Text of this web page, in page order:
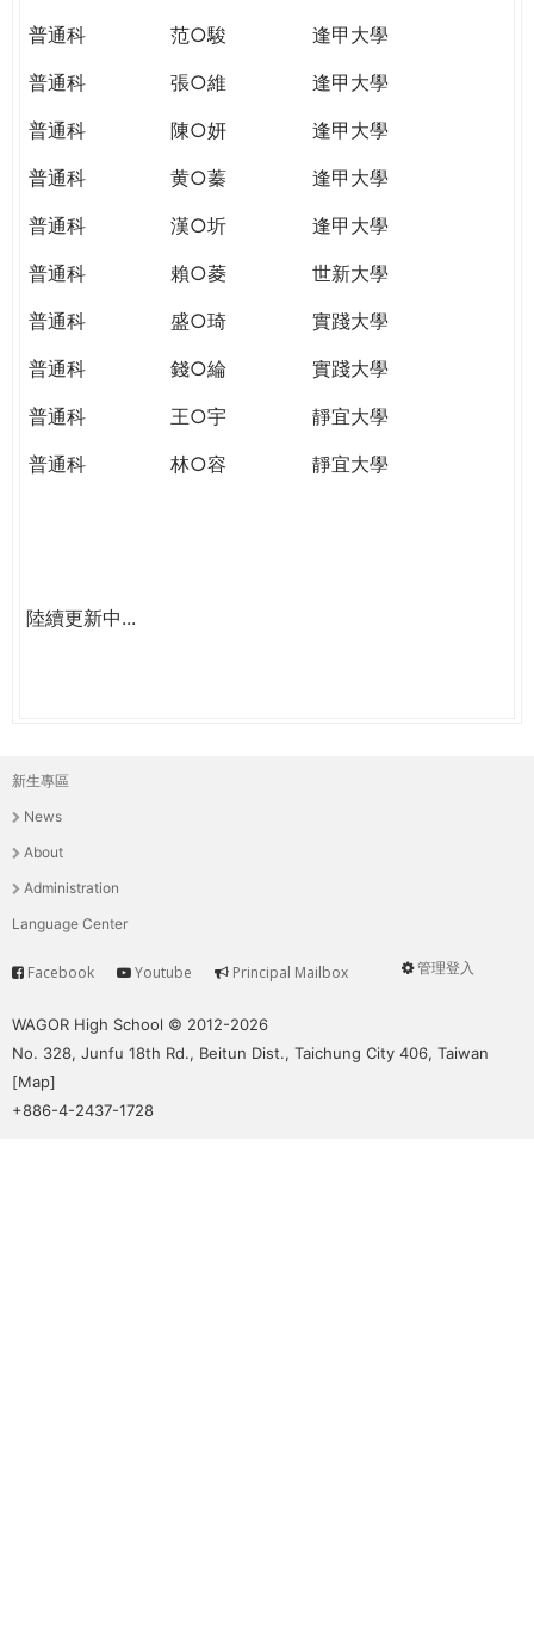
普通科
范○駿
逢甲大學
普通科
張○維
逢甲大學
普通科
陳○妍
逢甲大學
普通科
黄○蓁
逢甲大學
普通科
漢○圻
逢甲大學
普通科
賴○菱
世新大學
普通科
盛○琦
實踐大學
普通科
錢○綸
實踐大學
普通科
王○宇
靜宜大學
普通科
林○容 靜宜大學
陸續更新中...
主
選
單
新生專區
News
About
Administration
Language Center
User
管理登入
Service
Facebook Youtube Principal Mailbox
WAGOR High School © 2012-2026
No. 328, Junfu 18th Rd., Beitun Dist., Taichung City 406, Taiwan
[Map]
+886-4-2437-1728